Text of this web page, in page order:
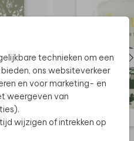
technieken om een
ons websiteverkeer
en voor marketing- en
weergeven van
wijzigen of intrekken op
altijd verder om jullie
of wil je dit kaartje
in poster
geboortekaartje in